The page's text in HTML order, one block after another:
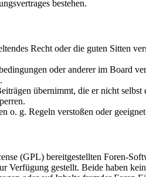
bestehen.
Recht oder die guten Sitten
oder anderer im Board
übernimmt, die er nicht
o. g. Regeln verstoßen oder
(GPL) bereitgestellten Foren-
gestellt. Beide haben